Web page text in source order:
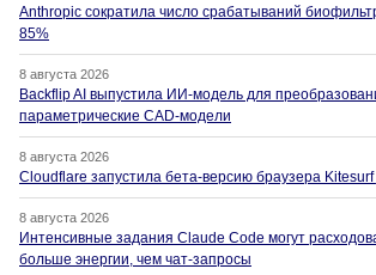
Anthropic сократила число срабатываний
85%
8 августа 2026
Backflip AI выпустила ИИ-модель для
параметрические CAD-модели
8 августа 2026
Cloudflare запустила бета-версию браузера
8 августа 2026
Интенсивные задания Claude Code могут
больше энергии, чем чат-запросы